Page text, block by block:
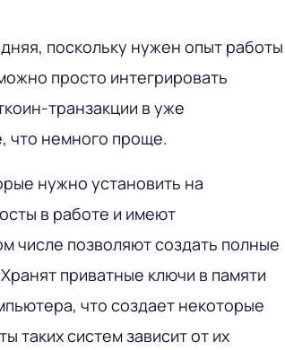
поскольку нужен опыт работы
просто интегрировать
транзакции в уже
что немного проще.
нужно установить на
в работе и имеют
числе позволяют создать полные
приватные ключи в памяти
что создает некоторые
таких систем зависит от их